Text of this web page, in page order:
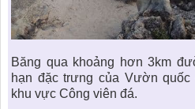
Băng qua khoảng hơn 3km
hạn đặc trưng của Vườn
khu vực Công viên đá.